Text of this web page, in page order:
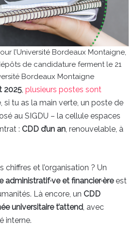
l’Université Bordeaux Montaigne,
de candidature ferment le 21
Bordeaux Montaigne
2025, plusieurs postes sont
si tu as la main verte, un poste de
au SIGDU – la cellule espaces
: CDD d’un an, renouvelable, à
chiffres et l’organisation ? Un
administratif·ve et financier·èreest
Là encore, un CDD
universitaire t’attend, avec
interne.